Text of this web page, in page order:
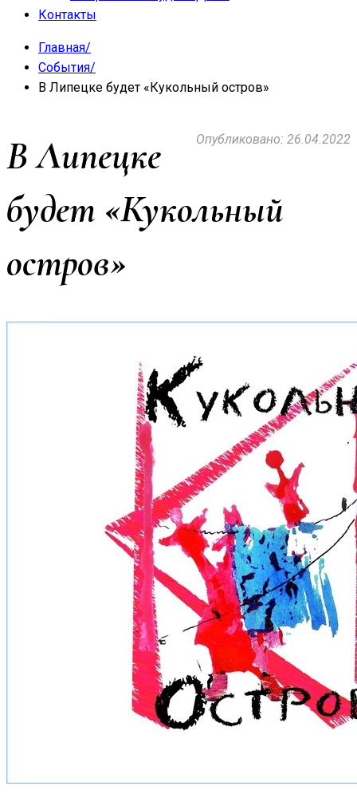
Контакты
Главная/
События/
В Липецке будет «Кукольный остров»
Опубликовано: 26.04.2022
В Липецке
будет «Кукольный
остров»